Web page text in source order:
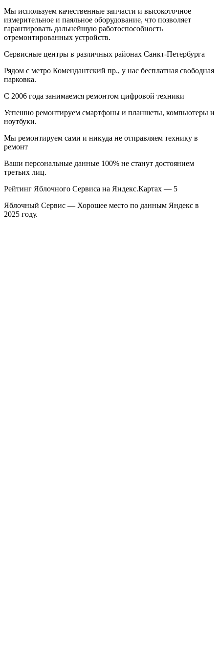
Мы используем качественные запчасти и высокоточное
измерительное и паяльное оборудование, что позволяет
гарантировать дальнейшую работоспособность
отремонтированных устройств.
Cервисные центры в различных районах Санкт-Петербурга
Рядом с метро Комендантский пр., у нас бесплатная свободная
парковка.
С 2006 года занимаемся ремонтом цифровой техники
Успешно ремонтируем смартфоны и планшеты, компьютеры и
ноутбуки.
Мы ремонтируем сами и никуда не отправляем технику в
ремонт
Ваши персональные данные 100% не станут достоянием
третьих лиц.
Рейтинг Яблочного Сервиса на Яндекс.Картах — 5
Яблочный Сервис — Хорошее место по данным Яндекс в
2025 году.